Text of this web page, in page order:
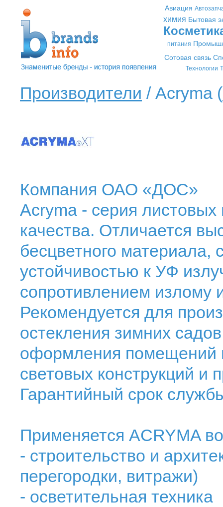
Авиация
химия Бытовая
питания
Сотовая связь
Технологии
Производители / Acryma (
Компания ОАО «ДОС»
Acryma - серия листовых
качества. Отличается
бесцветного материала,
устойчивостью к УФ
сопротивлением
Рекомендуется для
остекления зимних
оформления помещений
световых конструкций и
Гарантийный срок
Применяется ACRYMA
- строительство и
перегородки, витражи)
- осветительная техника